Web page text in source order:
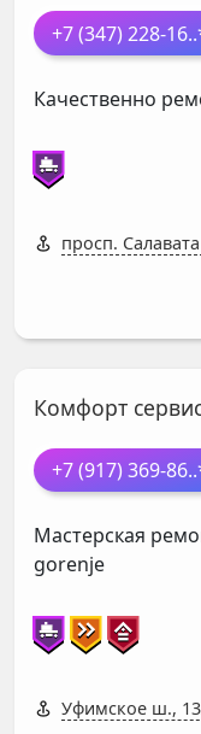
+7 (347) 228-16
Качественно
просп.
Комфорт
+7 (917) 369-86
Мастерская
gorenje
Уфимское ш.,